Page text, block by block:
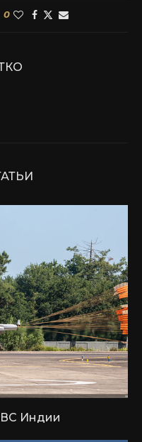
0
Индии